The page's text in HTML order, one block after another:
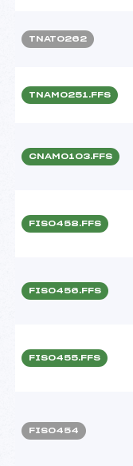
TNAT0262
TNAM0251.FFS
CNAM0103.FFS
FIS0458.FFS
FIS0456.FFS
FIS0455.FFS
FIS0454